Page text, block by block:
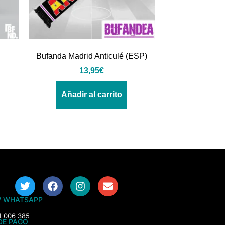
Bufanda Madrid Anticulé (ESP)
13,95€
Añadir al carrito
WHATSAPP
006 385
PAGO